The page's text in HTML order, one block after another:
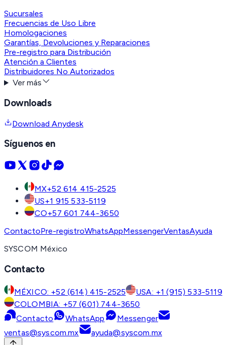
Sucursales
Frecuencias de Uso Libre
Homologaciones
Garantías, Devoluciones y Reparaciones
Pre-registro para Distribución
Atención a Clientes
Distribuidores No Autorizados
Ver más
Downloads
Download Anydesk
Síguenos en
MX+52 614 415-2525
US+1 915 533-5119
CO+57 601 744-3650
ContactoPre-registroWhatsAppMessengerVentasAyuda
SYSCOM México
Contacto
MÉXICO: +52 (614) 415-2525
USA: +1 (915) 533-5119
COLOMBIA: +57 (601) 744-3650
Contacto
WhatsApp
Messenger
ventas@syscom.mx
ayuda@syscom.mx